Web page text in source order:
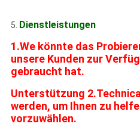
5. Dienstleistungen
1.We könnte das
unsere Kunden zur
gebraucht hat.
Unterstützung
werden, um Ihnen zu
vorzuwählen.